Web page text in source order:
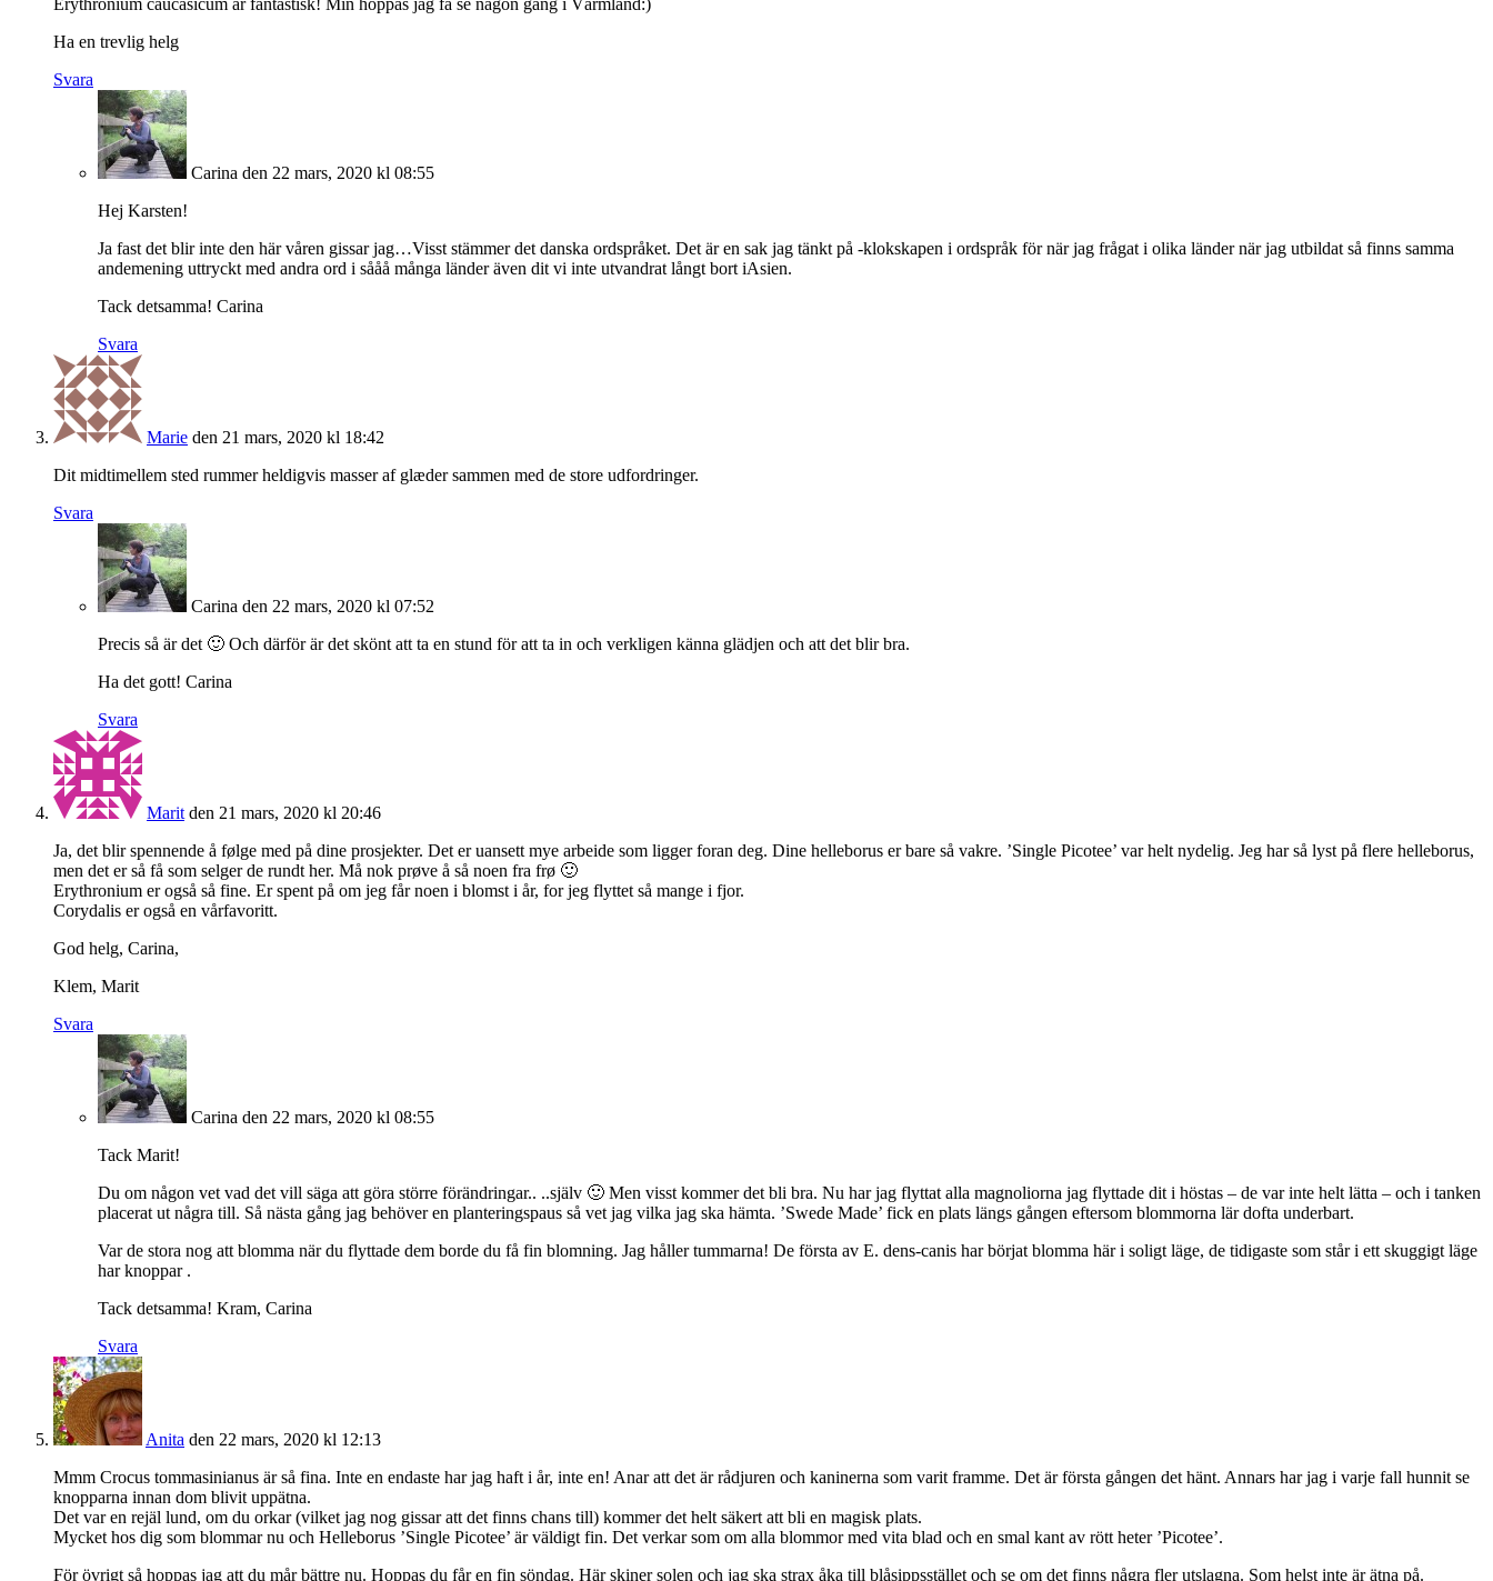
Erythronium caucasicum är fantastisk! Min hoppas jag få se någon gång i Värmland:)
Ha en trevlig helg
Svara
Carina den 22 mars, 2020 kl 08:55
Hej Karsten!
Ja fast det blir inte den här våren gissar jag…Visst stämmer det danska ordspråket. Det är en sak jag tänkt på -klokskapen i ordspråk för när jag frågat i olika länder när jag utbildat så finns samma
andemening uttryckt med andra ord i sååå många länder även dit vi inte utvandrat långt bort iAsien.
Tack detsamma! Carina
Svara
Marie den 21 mars, 2020 kl 18:42
Dit midtimellem sted rummer heldigvis masser af glæder sammen med de store udfordringer.
Svara
Carina den 22 mars, 2020 kl 07:52
Precis så är det 🙂 Och därför är det skönt att ta en stund för att ta in och verkligen känna glädjen och att det blir bra.
Ha det gott! Carina
Svara
Marit den 21 mars, 2020 kl 20:46
Ja, det blir spennende å følge med på dine prosjekter. Det er uansett mye arbeide som ligger foran deg. Dine helleborus er bare så vakre. ’Single Picotee’ var helt nydelig. Jeg har så lyst på flere helleborus,
men det er så få som selger de rundt her. Må nok prøve å så noen fra frø 🙂
Erythronium er også så fine. Er spent på om jeg får noen i blomst i år, for jeg flyttet så mange i fjor.
Corydalis er også en vårfavoritt.
God helg, Carina,
Klem, Marit
Svara
Carina den 22 mars, 2020 kl 08:55
Tack Marit!
Du om någon vet vad det vill säga att göra större förändringar.. ..själv 🙂 Men visst kommer det bli bra. Nu har jag flyttat alla magnoliorna jag flyttade dit i höstas – de var inte helt lätta – och i tanken
placerat ut några till. Så nästa gång jag behöver en planteringspaus så vet jag vilka jag ska hämta. ’Swede Made’ fick en plats längs gången eftersom blommorna lär dofta underbart.
Var de stora nog att blomma när du flyttade dem borde du få fin blomning. Jag håller tummarna! De första av E. dens-canis har börjat blomma här i soligt läge, de tidigaste som står i ett skuggigt läge
har knoppar .
Tack detsamma! Kram, Carina
Svara
Anita den 22 mars, 2020 kl 12:13
Mmm Crocus tommasinianus är så fina. Inte en endaste har jag haft i år, inte en! Anar att det är rådjuren och kaninerna som varit framme. Det är första gången det hänt. Annars har jag i varje fall hunnit se
knopparna innan dom blivit uppätna.
Det var en rejäl lund, om du orkar (vilket jag nog gissar att det finns chans till) kommer det helt säkert att bli en magisk plats.
Mycket hos dig som blommar nu och Helleborus ’Single Picotee’ är väldigt fin. Det verkar som om alla blommor med vita blad och en smal kant av rött heter ’Picotee’.
För övrigt så hoppas jag att du mår bättre nu. Hoppas du får en fin söndag. Här skiner solen och jag ska strax åka till blåsippsstället och se om det finns några fler utslagna. Som helst inte är ätna på.